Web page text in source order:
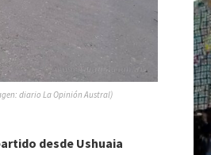
diario La Opinión Austral)
desde Ushuaia